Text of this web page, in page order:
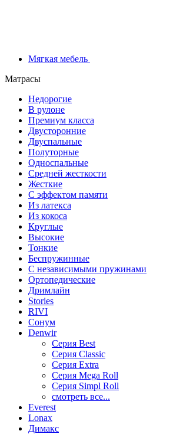
Мягкая мебель
Матрасы
Недорогие
В рулоне
Премиум класса
Двусторонние
Двуспальные
Полуторные
Односпальные
Средней жесткости
Жесткие
С эффектом памяти
Из латекса
Из кокоса
Круглые
Высокие
Тонкие
Беспружинные
С независимыми пружинами
Ортопедические
Дримлайн
Stories
RIVI
Сонум
Denwir
Серия Best
Серия Classic
Серия Extra
Серия Mega Roll
Серия Simpl Roll
смотреть все...
Everest
Lonax
Димакс